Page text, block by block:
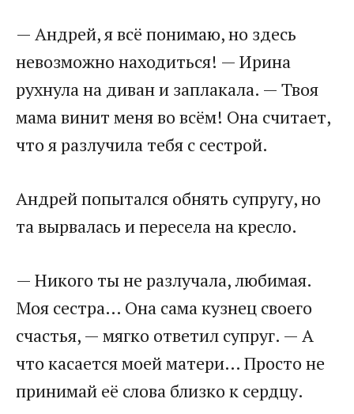
​— Андрей, я всё понимаю, но здесь
невозможно находиться! — Ирина
рухнула на диван и заплакала. — Твоя
мама винит меня во всём! Она считает,
что я разлучила тебя с сестрой.​
​Андрей попытался обнять супругу, но
та вырвалась и пересела на кресло.​
​— Никого ты не разлучала, любимая.
Моя сестра… Она сама кузнец своего
счастья, — мягко ответил супруг. — А
что касается моей матери… Просто не
принимай её слова близко к сердцу.​